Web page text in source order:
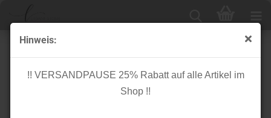
Hinweis:
!! VERSANDPAUSE 25% Rabatt auf alle Artikel im
Shop !!
Satin Flachkordel - 1,9 cm breit - 110 cm lang -
dunkelgrün